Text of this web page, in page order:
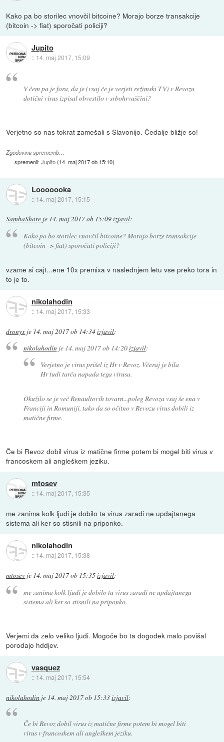
Kako pa bo storilec vnovčil bitcoine? Morajo borze transakcije
(bitcoin -> fiat) sporočati policiji?
Jupito
:: 14. maj 2017, 15:09
V čem pa je fora, da je (vsaj če je verjeti režimski TV) v Revozu
dotični virus izpisal obvestilo v srbohrvaščini?
Verjetno so nas tokrat zamešali s Slavonijo. Čedalje bližje so!
Zgodovina sprememb…
spremenil:Jupito(14. maj 2017 ob 15:10)
Looooooka
:: 14. maj 2017, 15:15
SambaShare je 14. maj 2017 ob 15:09izjavil:
Kako pa bo storilec vnovčil bitcoine? Morajo borze transakcije
(bitcoin -> fiat) sporočati policiji?
vzame si cajt...ene 10x premixa v naslednjem letu vse preko tora in
to je to.
nikolahodin
:: 14. maj 2017, 15:33
dronyx je 14. maj 2017 ob 14:34izjavil:
nikolahodinje 14. maj 2017 ob 14:20izjavil:
Verjetno je virus prišel iz Hr v Revoz. Včeraj je bila
Hr tudi tarča napada tega virusa.
Okužilo se je več Renaultovih tovarn...poleg Revoza vsaj še ena v
Franciji in Romuniji, tako da so očitno v Revozu virus dobili iz
matične firme.
Če bi Revoz dobil virus iz matične firme potem bi mogel biti virus v
francoskem ali angleškem jeziku.
mtosev
:: 14. maj 2017, 15:35
me zanima kolk ljudi je dobilo ta virus zaradi ne updajtanega
sistema ali ker so stisnili na priponko.
nikolahodin
:: 14. maj 2017, 15:38
mtosev je 14. maj 2017 ob 15:35izjavil:
me zanima kolk ljudi je dobilo ta virus zaradi ne updajtanega
sistema ali ker so stisnili na priponko.
Verjemi da zelo veliko ljudi. Mogoče bo ta dogodek malo povišal
porodajo hddjev.
vasquez
:: 14. maj 2017, 15:54
nikolahodin je 14. maj 2017 ob 15:33izjavil:
Če bi Revoz dobil virus iz matične firme potem bi mogel biti
virus v francoskem ali angleškem jeziku.